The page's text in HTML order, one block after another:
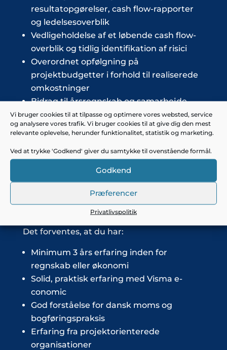
Vi bruger cookies til at tilpasse og optimere vores websted, service
og analysere vores trafik. Vi bruger cookies til at give dig den mest
relevante oplevelse, herunder funktionalitet, statistik og marketing.
Ved at trykke 'Godkend' giver du samtykke til ovenstående formål.
Godkend
Præferencer
Privatlivspolitik
resultatopgørelser, cash flow-rapporter
og ledelsesoverblik
Vedligeholdelse af et løbende cash flow-
overblik og tidlig identifikation af risici
Overordnet opfølgning på
projektbudgetter i forhold til realiserede
omkostninger
Bidrag til årsregnskab og samarbejde
med revisor
Optimering af økonomiske arbejdsgange,
Din profil
Mint søger en finansprofil, der kombinerer
klare økonomiske indsigter til ikke-
finansielle interessenter.
Det forventes, at du har:
Minimum 3 års erfaring inden for
regnskab eller økonomi
Solid, praktisk erfaring med Visma e-
conomic
God forståelse for dansk moms og
bogføringspraksis
Erfaring fra projektorienterede
organisationer